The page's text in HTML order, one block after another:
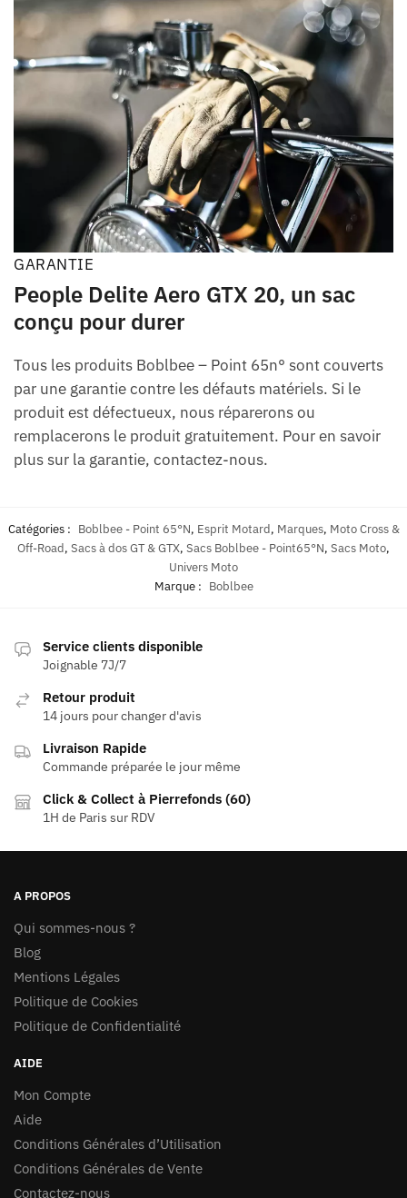
GARANTIE
People Delite Aero GTX 20, un sac
conçu pour durer
Tous les produits Boblbee – Point 65n° sont couverts
par une garantie contre les défauts matériels. Si le
produit est défectueux, nous réparerons ou
remplacerons le produit gratuitement. Pour en savoir
plus sur la garantie, contactez-nous.
Catégories : Boblbee - Point 65°N, Esprit Motard, Marques, Moto Cross &
Off-Road, Sacs à dos GT & GTX, Sacs Boblbee - Point65°N, Sacs Moto,
Univers Moto
Marque : Boblbee
Service clients disponible
Joignable 7J/7
Retour produit
14 jours pour changer d'avis
Livraison Rapide
Commande préparée le jour même
Click & Collect à Pierrefonds (60)
1H de Paris sur RDV
A PROPOS
Qui sommes-nous ?
Blog
Mentions Légales
Politique de Cookies
Politique de Confidentialité
AIDE
Mon Compte
Aide
Conditions Générales d’Utilisation
Conditions Générales de Vente
Contactez-nous